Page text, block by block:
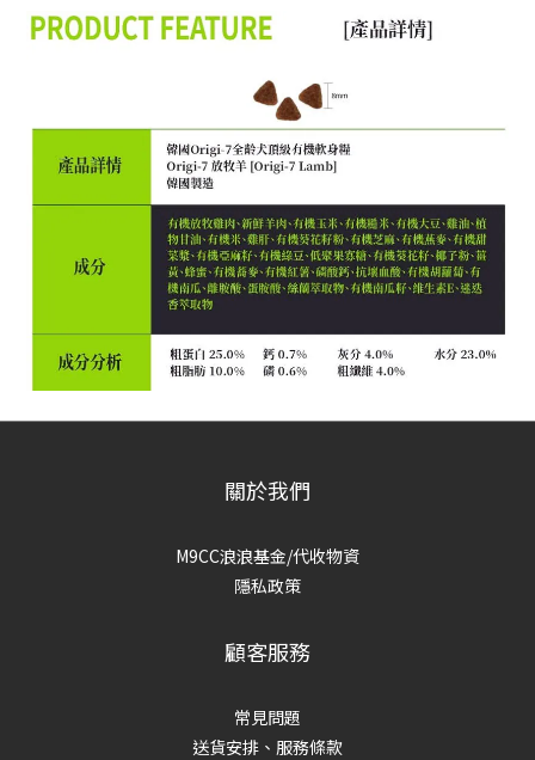
關於我們
M9CC浪浪基金/代收物資
隱私政策
顧客服務
常見問題
送貨安排、服務條款